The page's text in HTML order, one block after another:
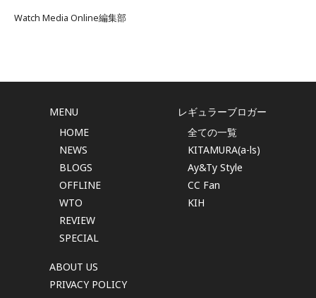
Watch Media Online編集部
MENU
HOME
NEWS
BLOGS
OFFLINE
WTO
REVIEW
SPECIAL
ABOUT US
PRIVACY POLICY
レギュラーブロガー
全ての一覧
KITAMURA(a-ls)
Ay&Ty Style
CC Fan
KIH